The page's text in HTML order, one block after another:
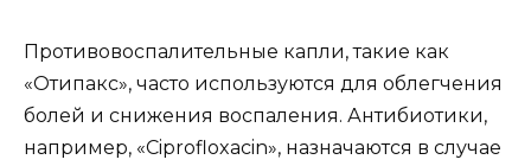
Противовоспалительные капли, такие как
«Отипакс», часто используются для облегчения
болей и снижения воспаления. Антибиотики,
например, «Ciprofloxacin», назначаются в случае